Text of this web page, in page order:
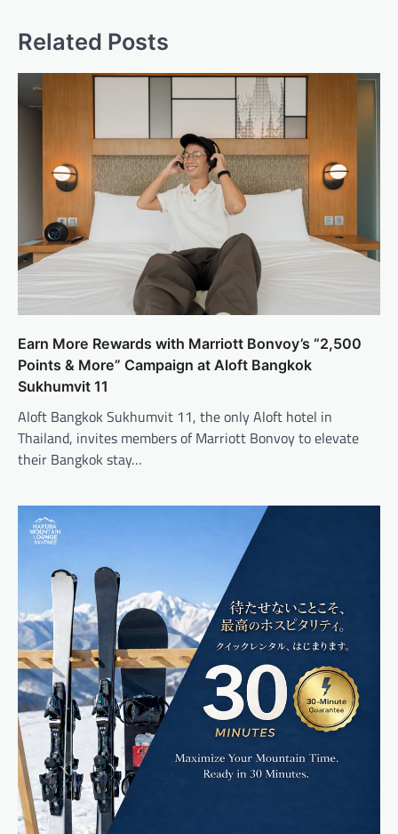
v
i
g
Related Posts
Earn More Rewards with Marriott Bonvoy’s “2,500
Points & More” Campaign at Aloft Bangkok
Sukhumvit 11
Aloft Bangkok Sukhumvit 11, the only Aloft hotel in
Thailand, invites members of Marriott Bonvoy to elevate
their Bangkok stay…